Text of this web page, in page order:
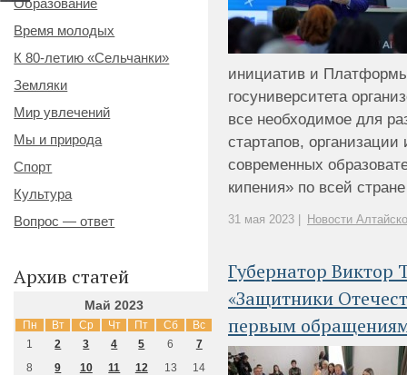
инициатив и
госуниверситета
все необходимое для
стартапов,
современных
кипения» по всей
31 мая 2023 | Новости
Губернатор
«Защитники
первым
Образование
Время молодых
К 80-летию «Сельчанки»
Земляки
Мир увлечений
Мы и природа
Спорт
Культура
Вопрос — ответ
Архив статей
Май 2023
Пн Вт Ср Чт Пт Сб Вс
1 2 3 4 5 6
7
8
9 10 11 12 13
14